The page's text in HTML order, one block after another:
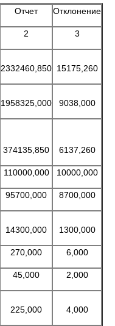
Отчет Отклонение
2 3
2332460,850 15175,260
1958325,000 9038,000
374135,850 6137,260
110000,000 10000,000
95700,000 8700,000
14300,000 1300,000
270,000 6,000
45,000 2,000
225,000 4,000